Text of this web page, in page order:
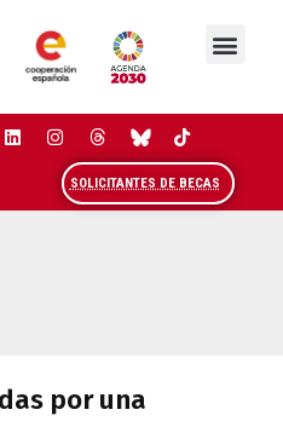
SOLICITANTES DE BECAS
por una